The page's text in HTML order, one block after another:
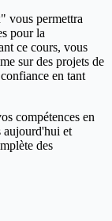
vous permettra
pour la
ce cours, vous
sur des projets de
en tant
compétences en
aujourd'hui et
des